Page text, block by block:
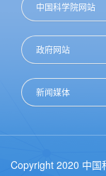
中国科学院网站
政府网站
新闻媒体
Copyright 2020 中国